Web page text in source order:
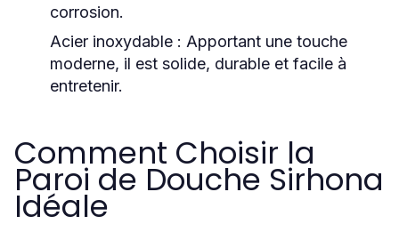
corrosion.
Acier inoxydable : Apportant une touche
moderne, il est solide, durable et facile à
entretenir.
Comment Choisir la
Paroi de Douche Sirhona
Idéale